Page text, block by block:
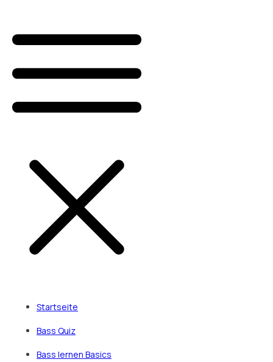
Startseite
Bass Quiz
Bass lernen Basics